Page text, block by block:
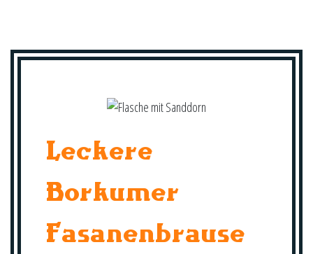
Leckere
Borkumer
Fasanenbrause